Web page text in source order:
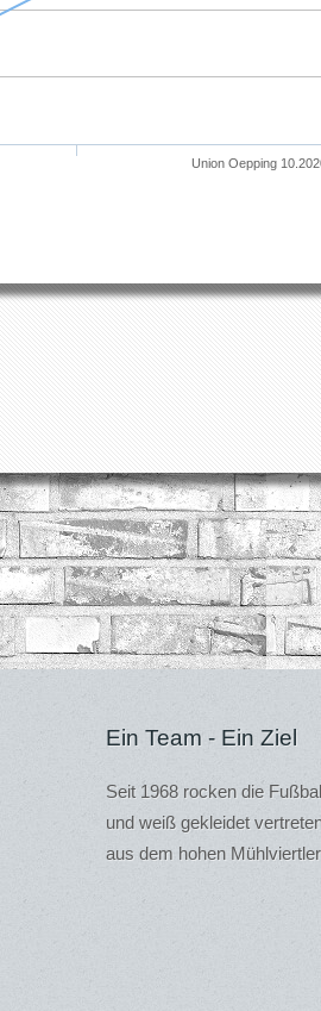
Union Oepping
Ein Team - Ein Ziel
Seit 1968 rocken die
und weiß gekleidet
aus dem hohen